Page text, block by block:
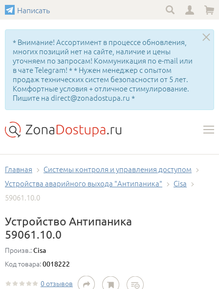
Написать
* Внимание! Ассортимент в процессе обновления,
многих позиций нет на сайте, наличие и цены
уточняем по запросам! Коммуникация по e-mail или
в чате Telegram! * * Нужен менеджер с опытом
продаж технических систем безопасности от 5 лет.
Комфортные условия + отличное стимулирование.
Пишите на direct@zonadostupa.ru *
Главная
Системы контроля и управления доступом
Устройства аварийного выхода "Антипаника"
Cisa
59061.10.0
Устройство Антипаника
59061.10.0
Произв.:Cisa
Код товара:0018222
0 отзывов